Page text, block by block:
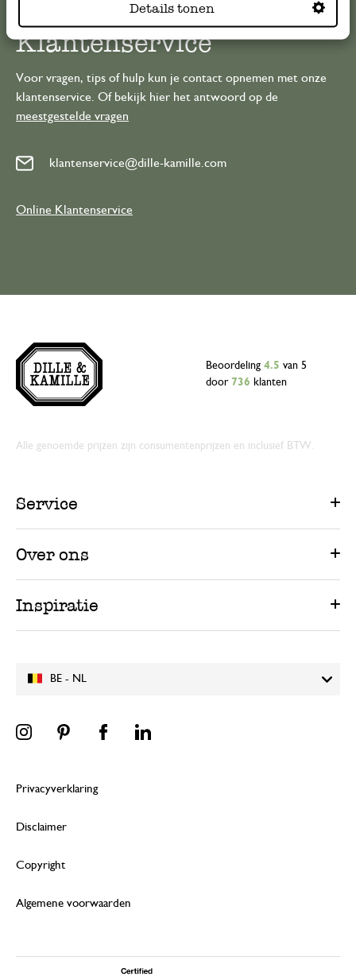
Details tonen
Klantenservice
Voor vragen, tips of hulp kun je contact opnemen met onze
klantenservice. Of bekijk hier het antwoord op de
meestgestelde vragen
klantenservice@dille-kamille.com
Online Klantenservice
BE - NL
Beoordeling 4.5 van 5
door 736 klanten
Alle genoemde prijzen zijn consumentenprijzen en inclusief BTW.
Service
Over ons
Inspiratie
Privacyverklaring
Disclaimer
Copyright
Algemene voorwaarden